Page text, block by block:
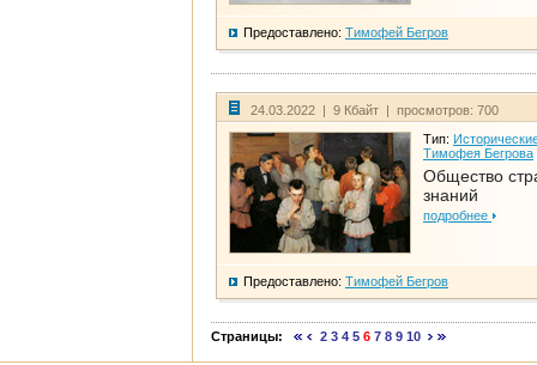
Предоставлено: Тимофей Бегров
24.03.2022 | 9 Кбайт | просмотров: 700
Тип:
Тимофея Бегрова
Общество
знаний
подробнее
Предоставлено: Тимофей Бегров
Страницы: 2 3 4 5 6 7 8 9 10